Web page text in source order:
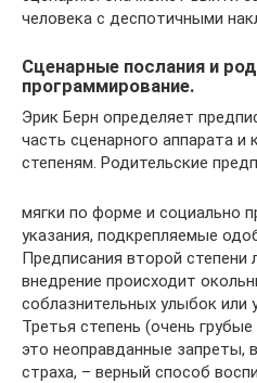
человека с деспотичными
Сценарные послания и
программирование.
Эрик Берн определяет
часть сценарного аппарата и
степеням. Родительские
мягки по форме и социально
указания, подкрепляемые
Предписания второй степени
внедрение происходит
соблазнительных улыбок или
Третья степень (очень
это неоправданные запреты,
страха, – верный способ